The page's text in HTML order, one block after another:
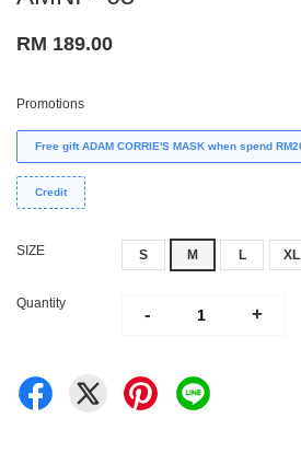
RM 189.00
Promotions
Free gift ADAM CORRIE'S MASK when spend
Credit
SIZE S M L XL
Quantity
- +